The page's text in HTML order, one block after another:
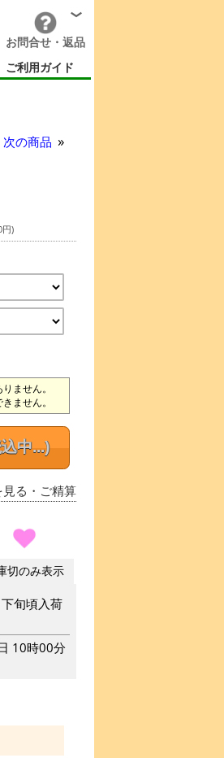
お問合せ・返品
ご利用ガイド
次の商品
円)
ません。
ません。
中...)
る ・ご精算
切のみ表示
旬頃入荷
10時00分